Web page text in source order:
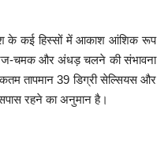
के कई हिस्सों में आकाश आंशिक रूप
चमक और अंधड़ चलने की संभावना
तापमान 39 डिग्री सेल्सियस और
रहने का अनुमान है।